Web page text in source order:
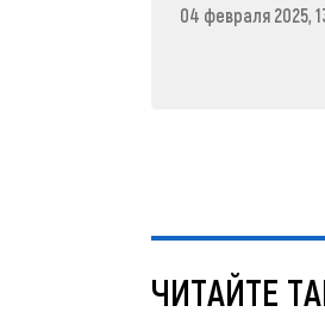
04 февраля 2025,
ЧИТАЙТЕ